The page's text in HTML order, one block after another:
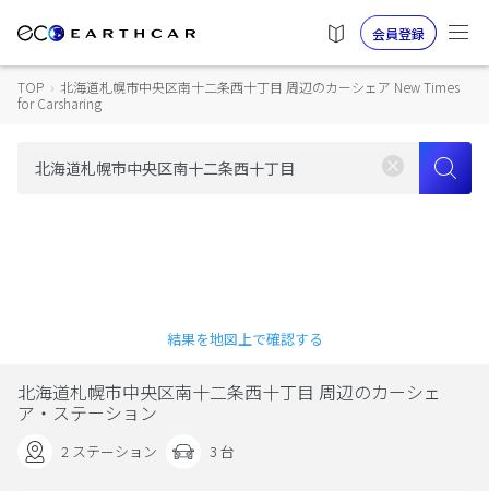
会員登録
TOP › 北海道札幌市中央区南十二条西十丁目 周辺のカーシェア New Times
for Carsharing
結果を地図上で確認する
北海道札幌市中央区南十二条西十丁目 周辺のカーシェ
ア・ステーション
2 ステーション 3 台